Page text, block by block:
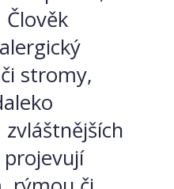
stromy,